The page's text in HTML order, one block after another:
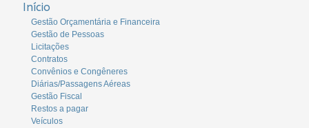
Início
Gestão Orçamentária e Financeira
Gestão de Pessoas
Licitações
Contratos
Convênios e Congêneres
Diárias/Passagens Aéreas
Gestão Fiscal
Restos a pagar
Veículos